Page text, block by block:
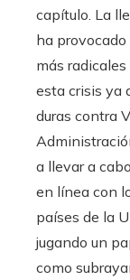
capítulo. La
ha
más
esta crisis ya
duras contra
a llevar a
en línea con
países de la
jugando un
como